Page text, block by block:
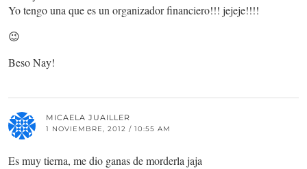
Yo tengo una que es un organizador financiero!!! jejeje!!!!
😉
Beso Nay!
MICAELA JUAILLER
1 NOVIEMBRE, 2012 / 10:55 AM
Es muy tierna, me dio ganas de morderla jaja